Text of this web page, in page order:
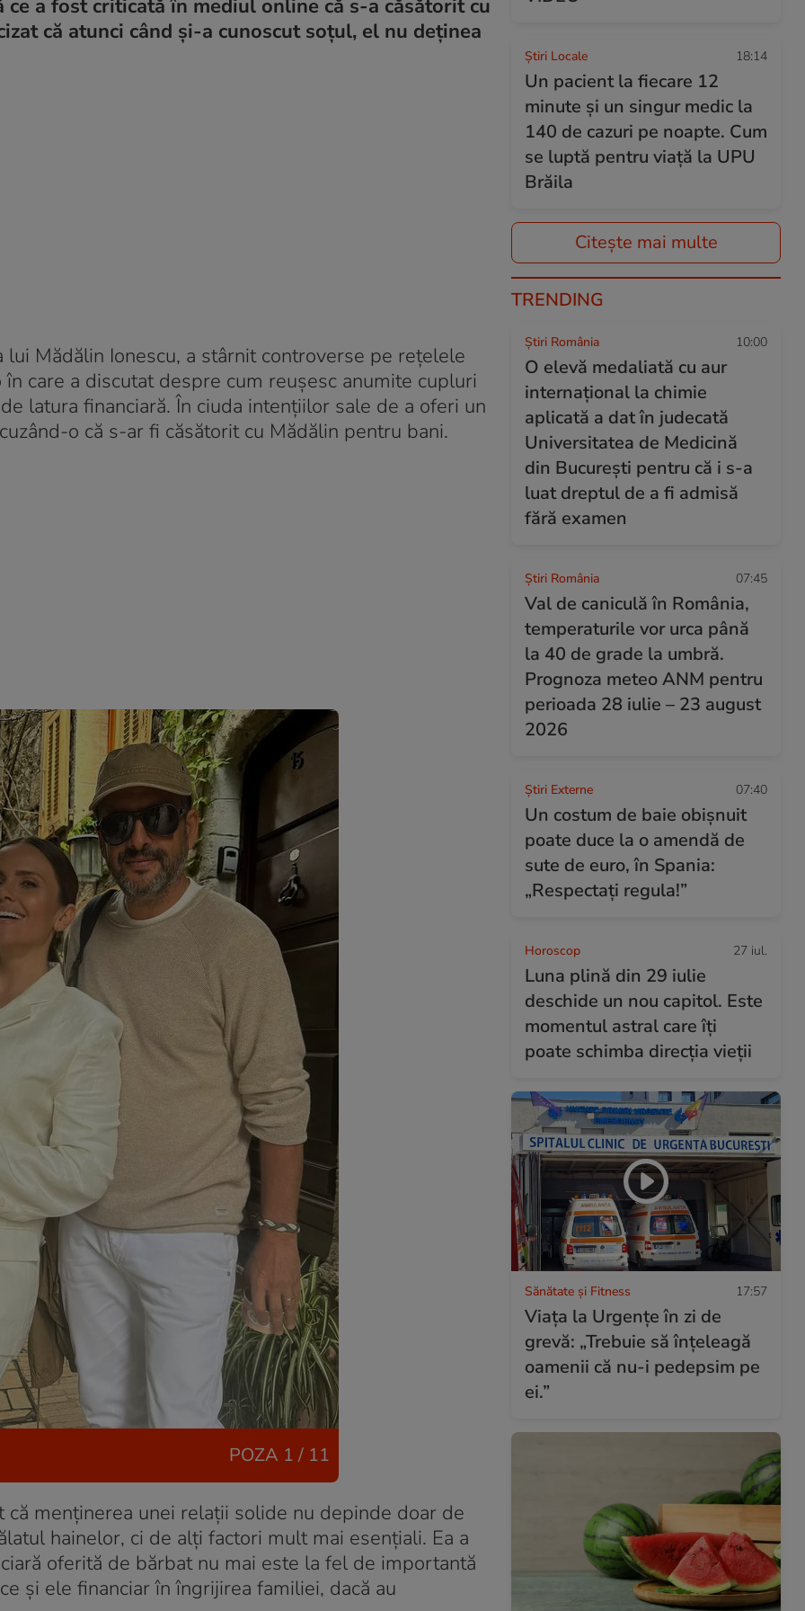
a fost criticată în mediul online că s-a căsătorit cu
că atunci când și-a cunoscut soțul, el nu deținea
Mădălin Ionescu, a stârnit controverse pe rețelele
care a discutat despre cum reușesc anumite cupluri
latura financiară. În ciuda intențiilor sale de a oferi un
o că s-ar fi căsătorit cu Mădălin pentru bani.
POZA 1 / 11
menținerea unei relații solide nu depinde doar de
hainelor, ci de alți factori mult mai esențiali. Ea a
oferită de bărbat nu mai este la fel de importantă
și ele financiar în îngrijirea familiei, dacă au
Știri Locale 18:14
Un pacient la fiecare 12
minute și un singur medic la
140 de cazuri pe noapte. Cum
se luptă pentru viață la UPU
Brăila
Citește mai multe
TRENDING
Știri România 10:00
O elevă medaliată cu aur
internațional la chimie
aplicată a dat în judecată
Universitatea de Medicină
din București pentru că i s-a
luat dreptul de a fi admisă
fără examen
Știri România 07:45
Val de caniculă în România,
temperaturile vor urca până
la 40 de grade la umbră.
Prognoza meteo ANM pentru
perioada 28 iulie – 23 august
2026
Știri Externe 07:40
Un costum de baie obișnuit
poate duce la o amendă de
sute de euro, în Spania:
„Respectați regula!”
Horoscop 27 iul.
Luna plină din 29 iulie
deschide un nou capitol. Este
momentul astral care îți
poate schimba direcția vieții
Sănătate și Fitness 17:57
Viața la Urgențe în zi de
grevă: „Trebuie să înțeleagă
oamenii că nu-i pedepsim pe
ei.”